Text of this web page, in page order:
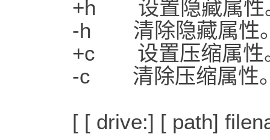
+h 设置隐藏属性
-h 清除隐藏属性
+c 设置压缩属性
-c 清除压缩属性
[ [ drive:] [ path]